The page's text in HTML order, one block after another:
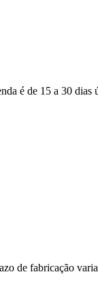
é de 15 a 30 dias
de fabricação